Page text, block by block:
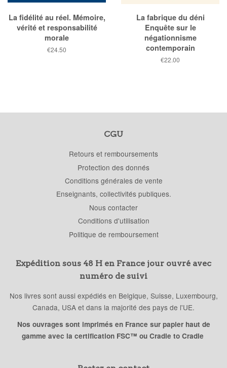
La fidélité au réel. Mémoire,
vérité et responsabilité
morale
Prix
€24.50
La fabrique du déni
Enquête sur le
négationnisme
contemporain
Prix
€22.00
CGU
Retours et remboursements
Protection des donnés
Conditions générales de vente
Enseignants, collectivités publiques.
Nous contacter
Conditions d'utilisation
Politique de remboursement
Expédition sous 48 H en France jour ouvré avec
numéro de suivi
Nos livres sont aussi expédiés en Belgique, Suisse, Luxembourg,
Canada, USA et dans la majorité des pays de l'UE.
Nos ouvrages sont imprimés en France sur papier haut de
gamme avec la certification FSC™ ou Cradle to Cradle